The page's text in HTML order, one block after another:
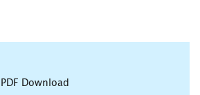
PDF Download